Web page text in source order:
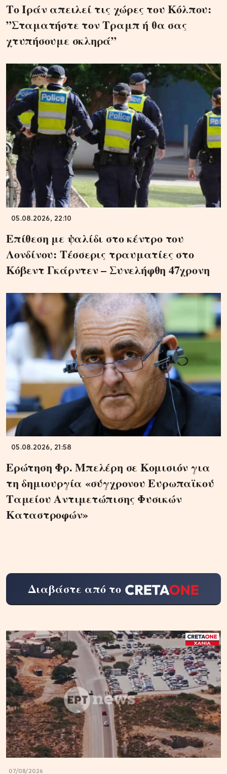
Το Ιράν απειλεί τις χώρες του Κόλπου:
”Σταματήστε τον Τραμπ ή θα σας
χτυπήσουμε σκληρά”
05.08.2026, 22:10
Επίθεση με ψαλίδι στο κέντρο του
Λονδίνου: Τέσσερις τραυματίες στο
Κόβεντ Γκάρντεν – Συνελήφθη 47χρονη
05.08.2026, 21:58
Ερώτηση Φρ. Μπελέρη σε Κομισιόν για
τη δημιουργία «σύγχρονου Ευρωπαϊκού
Ταμείου Αντιμετώπισης Φυσικών
Καταστροφών»
Διαβάστε από το
07/08/2026